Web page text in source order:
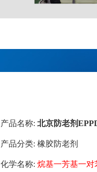
产品名称: 北京防老剂
产品分类: 橡胶防老剂
化学名称: 烷基一芳基一对